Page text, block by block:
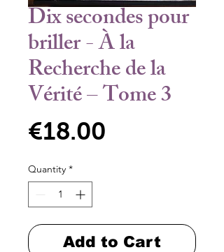
Dix secondes pour
briller - À la
Recherche de la
Vérité – Tome 3
€18.00
Quantity *
Add to Cart